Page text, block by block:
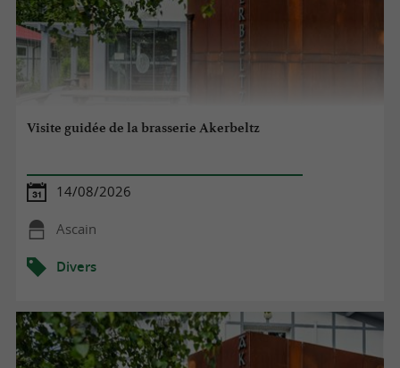
Visite guidée de la brasserie Akerbeltz
14/08/2026
Ascain
Divers